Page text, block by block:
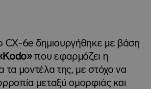
CX-6e δημιουργήθηκε με βάση
Kodo»που εφαρμόζει η
τα μοντέλα της, με στόχο να
μεταξύ ομορφιάς και